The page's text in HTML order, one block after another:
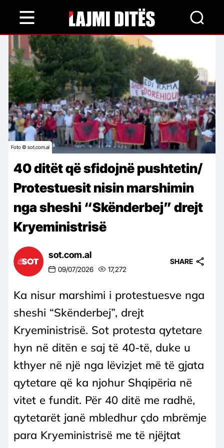
content
Foto © sot.com.al
40 ditët që sfidojnë pushtetin/
Protestuesit nisin marshimin
nga sheshi “Skënderbej” drejt
Kryeministrisë
sot.com.al
09/07/2026 17,272
SHARE
Ka nisur marshimi i protestuesve nga
sheshi “Skënderbej”, drejt
Kryeministrisë. Sot protesta qytetare
hyn në ditën e saj të 40-të, duke u
kthyer në një nga lëvizjet më të gjata
qytetare që ka njohur Shqipëria në
vitet e fundit. Për 40 ditë me radhë,
qytetarët janë mbledhur çdo mbrëmje
para Kryeministrisë me të njëjtat